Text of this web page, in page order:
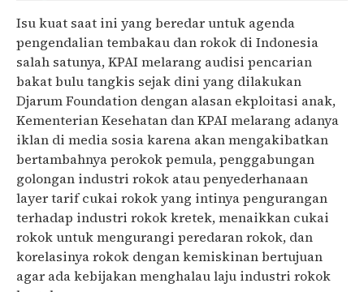
Isu kuat saat ini yang beredar untuk agenda
pengendalian tembakau dan rokok di Indonesia
salah satunya, KPAI melarang audisi pencarian
bakat bulu tangkis sejak dini yang dilakukan
Djarum Foundation dengan alasan ekploitasi anak,
Kementerian Kesehatan dan KPAI melarang adanya
iklan di media sosia karena akan mengakibatkan
bertambahnya perokok pemula, penggabungan
golongan industri rokok atau penyederhanaan
layer tarif cukai rokok yang intinya pengurangan
terhadap industri rokok kretek, menaikkan cukai
rokok untuk mengurangi peredaran rokok, dan
korelasinya rokok dengan kemiskinan bertujuan
agar ada kebijakan menghalau laju industri rokok